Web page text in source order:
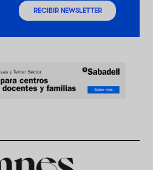
RECIBIR NEWSLETTER